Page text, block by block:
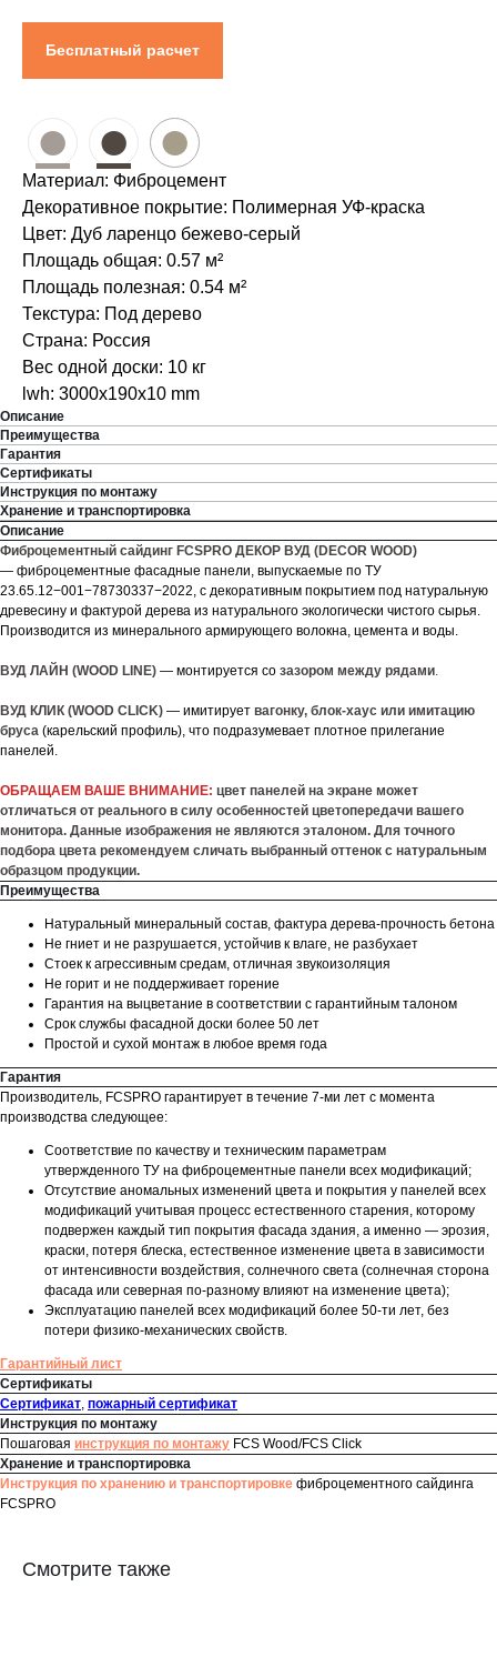
Бесплатный расчет
● ● ●
Материал: Фиброцемент
Декоративное покрытие: Полимерная УФ-краска
Цвет: Дуб ларенцо бежево-серый
Площадь общая: 0.57 м²
Площадь полезная: 0.54 м²
Текстура: Под дерево
Страна: Россия
Вес одной доски: 10 кг
lwh: 3000x190x10 mm
Описание
Преимущества
Гарантия
Сертификаты
Инструкция по монтажу
Хранение и транспортировка
Описание
Фиброцементный сайдинг FCSPRO ДЕКОР ВУД (DECOR WOOD)
— фиброцементные фасадные панели, выпускаемые по ТУ
23.65.12−001−78730337−2022, с декоративным покрытием под натуральную
древесину и фактурой дерева из натурального экологически чистого сырья.
Производится из минерального армирующего волокна, цемента и воды.
ВУД ЛАЙН (WOOD LINE) — монтируется со зазором между рядами.
ВУД КЛИК (WOOD CLICK) — имитирует вагонку, блок-хаус или имитацию
бруса (карельский профиль), что подразумевает плотное прилегание
панелей.
ОБРАЩАЕМ ВАШЕ ВНИМАНИЕ: цвет панелей на экране может
отличаться от реального в силу особенностей цветопередачи вашего
монитора. Данные изображения не являются эталоном. Для точного
подбора цвета рекомендуем сличать выбранный оттенок с натуральным
образцом продукции.
Преимущества
Натуральный минеральный состав, фактура дерева-прочность бетона
Не гниет и не разрушается, устойчив к влаге, не разбухает
Стоек к агрессивным средам, отличная звукоизоляция
Не горит и не поддерживает горение
Гарантия на выцветание в соответствии с гарантийным талоном
Срок службы фасадной доски более 50 лет
Простой и сухой монтаж в любое время года
Гарантия
Производитель, FCSPRO гарантирует в течение 7-ми лет с момента
производства следующее:
Соответствие по качеству и техническим параметрам
утвержденного ТУ на фиброцементные панели всех модификаций;
Отсутствие аномальных изменений цвета и покрытия у панелей всех
модификаций учитывая процесс естественного старения, которому
подвержен каждый тип покрытия фасада здания, а именно — эрозия,
краски, потеря блеска, естественное изменение цвета в зависимости
от интенсивности воздействия, солнечного света (солнечная сторона
фасада или северная по-разному влияют на изменение цвета);
Эксплуатацию панелей всех модификаций более 50-ти лет, без
потери физико-механических свойств.
Гарантийный лист
Сертификаты
Сертификат, пожарный сертификат
Инструкция по монтажу
Пошаговая инструкция по монтажу FCS Wood/FCS Click
Хранение и транспортировка
Инструкция по хранению и транспортировке фиброцементного сайдинга
FCSPRO
Смотрите также